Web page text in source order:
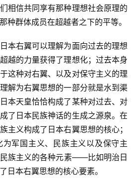
相信共同享有那种理想社会原理的
种群体成员在超越者之下的平等。
右翼可以理解为面向过去的理想
越的力量获得了理想化；过去本身
这种对右翼、以及对保守主义的理
解为右翼思想的一部分就是水到渠
本天皇恰恰构成了某种对过去、对
了日本民族神话的生成之源泉。在
主义构成了日本右翼思想的核心；
为军国主义、民族主义以及保守主
族主义的各种元素——比如明治日
本右翼思想的核心要素。